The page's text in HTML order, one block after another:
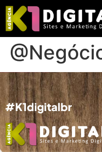
#K1digitalbr